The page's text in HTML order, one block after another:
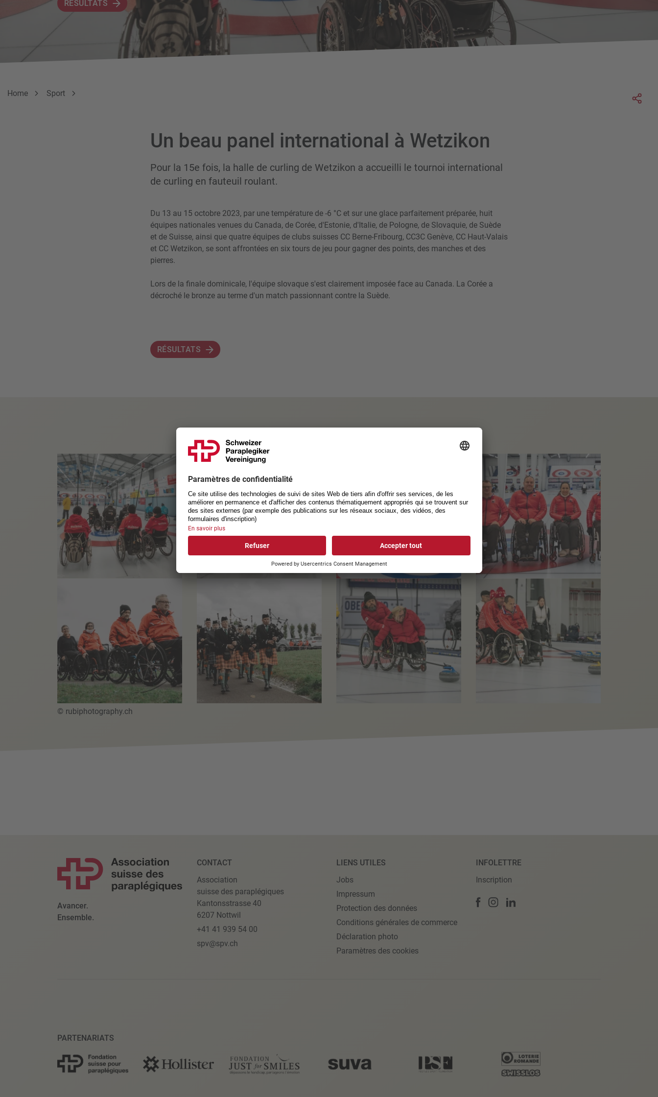
RÉSULTATS
Breadcrumb
Vous êtes ici:
Home Sport
Un beau panel international à Wetzikon
Pour la 15e fois, la halle de curling de Wetzikon a accueilli le tournoi international
de curling en fauteuil roulant.
Du 13 au 15 octobre 2023, par une température de -6 °C et sur une glace parfaitement préparée, huit
équipes nationales venues du Canada, de Corée, d'Estonie, d'Italie, de Pologne, de Slovaquie, de Suède
et de Suisse, ainsi que quatre équipes de clubs suisses CC Berne-Fribourg, CC3C Genève, CC Haut-Valais
et CC Wetzikon, se sont affrontées en six tours de jeu pour gagner des points, des manches et des
pierres.
Lors de la finale dominicale, l'équipe slovaque s'est clairement imposée face au Canada. La Corée a
décroché le bronze au terme d'un match passionnant contre la Suède.
RÉSULTATS
Pierre par pierre un point fort
© rubiphotography.ch
Avancer.
Ensemble.
CONTACT
Association
suisse des paraplégiques
Kantonsstrasse 40
6207 Nottwil
+41 41 939 54 00
spv@spv.ch
LIENS UTILES
Jobs
Impressum
Protection des données
Conditions générales de commerce
Déclaration photo
Paramètres des cookies
INFOLETTRE
Inscription
PARTENARIATS